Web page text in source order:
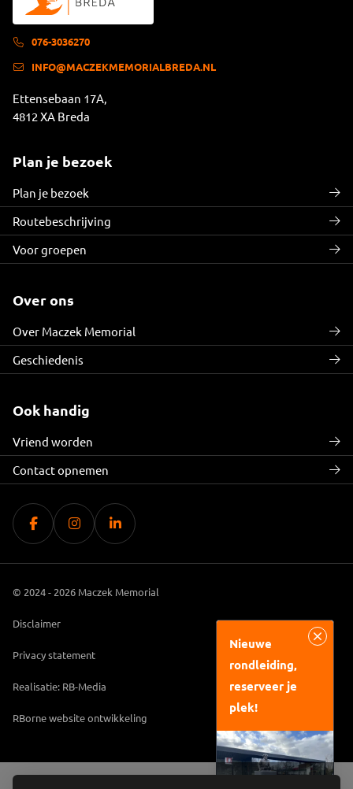
076-3036270
INFO@MACZEKMEMORIALBREDA.NL
Ettensebaan 17A,
4812 XA Breda
Plan je bezoek
Plan je bezoek
Routebeschrijving
Voor groepen
Over ons
Over Maczek Memorial
Geschiedenis
Ook handig
Vriend worden
Contact opnemen
© 2024 - 2026 Maczek Memorial
Disclaimer
Privacy statement
Realisatie: RB-Media
RBorne website ontwikkeling
Nieuwe
rondleiding,
reserveer je
plek!